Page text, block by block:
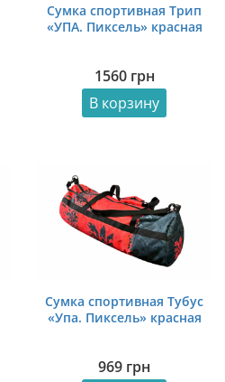
Сумка спортивная Трип
«УПА. Пиксель» красная
1560 грн
В корзину
Сумка спортивная Тубус
«Упа. Пиксель» красная
969 грн